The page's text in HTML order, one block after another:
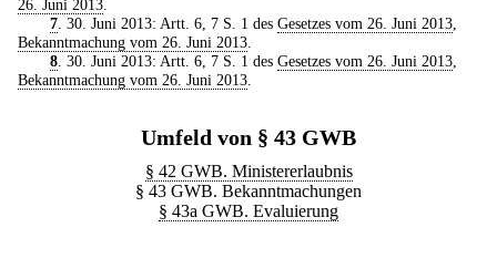
26. Juni 2013
7. 30. Juni 2013: Artt. 6, 7 S. 1 des Gesetzes vom 26. Juni 2013,
Bekanntmachung vom 26. Juni 2013
8. 30. Juni 2013: Artt. 6, 7 S. 1 des Gesetzes vom 26. Juni 2013,
Bekanntmachung vom 26. Juni 2013
Umfeld von § 43 GWB
§ 42 GWB. Ministererlaubnis
§ 43 GWB. Bekanntmachungen
§ 43a GWB. Evaluierung